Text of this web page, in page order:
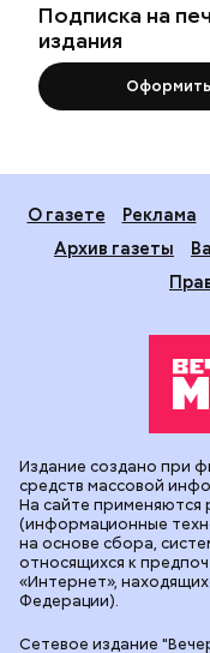
Подписка на
издания
Оформить
О газете Реклама
Архив газеты
Сетевое издание
Издание создано при
средств массовой
На сайте применяются
(информационные
на основе сбора,
относящихся к
«Интернет»,
Федерации).